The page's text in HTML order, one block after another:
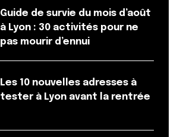
Guide de survie du mois d’août
à Lyon : 30 activités pour ne
pas mourir d’ennui
Les 10 nouvelles adresses à
tester à Lyon avant la rentrée